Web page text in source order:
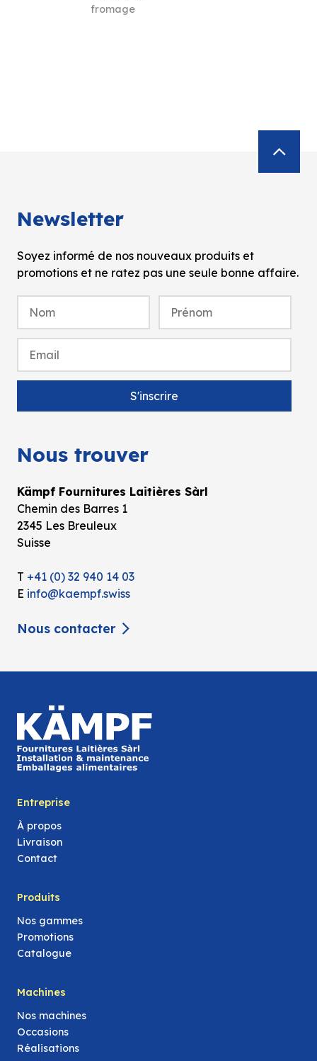
fromage
Newsletter
Soyez informé de nos nouveaux produits et
promotions et ne ratez pas une seule bonne affaire.
Nous trouver
Kämpf Fournitures Laitières Sàrl
Chemin des Barres 1
2345 Les Breuleux
Suisse
T +41 (0) 32 940 14 03
E info@kaempf.swiss
Nous contacter
Entreprise
À propos
Livraison
Contact
Produits
Nos gammes
Promotions
Catalogue
Machines
Nos machines
Occasions
Réalisations